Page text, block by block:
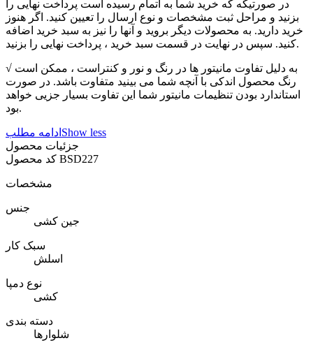
در صورتیکه که خرید شما به اتمام رسیده است پرداخت نهایی را
بزنید و مراحل ثبت مشخصات و نوع ارسال را تعیین کنید. اگر هنوز
خرید دارید. به محصولات دیگر بروید و آنها را نیز به سبد خرید اضافه
کنید. سپس در نهایت در قسمت سبد خرید ، پرداخت نهایی را بزنید.
√ به دلیل تفاوت مانیتور ها در رنگ و نور و کنتراست ، ممکن است
رنگ محصول اندکی با آنچه شما می بینید متفاوت باشد. در صورت
استاندارد بودن تنظیمات مانیتور شما این تفاوت بسیار جزیی خواهد
بود.
ادامه مطلب Show less
جزئیات محصول
BSD227
مشخصات
جنس
جین کشی
سبک کار
اسلش
نوع دمپا
کشی
دسته بندی
شلوارها